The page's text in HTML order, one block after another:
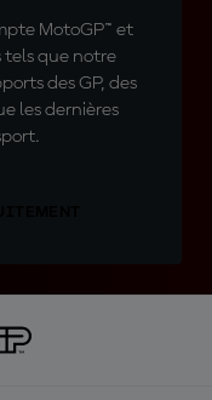
MotoGP™ et
tels que notre
des GP, des
les dernières